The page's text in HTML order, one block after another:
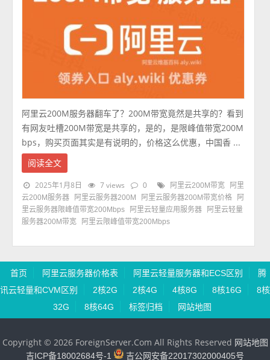
阿里云200M服务器翻车了？200M带宽竟然是共享的？看到
有网友吐槽200M带宽是共享的，是的，是限峰值带宽200M
bps，购买页面其实是有说明的，价格这么优惠，中国香 ...
阅读全文
2025年1月8日 7 views 0 阿里云200M带宽
阿里
云200M服务器
阿里云服务器200M 阿里云服务器200M带宽价格
阿
里云服务器限峰值带宽200Mbps
阿里云轻量应用服务器
阿里云轻量
服务器200M带宽
阿里云限峰值带宽200Mbps
首页 阿里云服务器价格表 阿里云轻量服务器和ECS区别
腾
讯云轻量和CVM区别
2核2G 2核4G 4核8G 8核16G
8核
32G
8核64G 标签归档 网站地图
Copyright © 2026 ForeignServer.Com All Rights Reserved 网站地图
吉ICP备18002684号-1
吉公网安备22017302000405号